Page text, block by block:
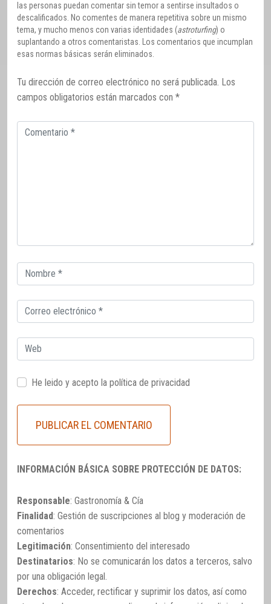
las personas puedan comentar sin temor a sentirse insultados o
descalificados. No comentes de manera repetitiva sobre un mismo
tema, y mucho menos con varias identidades (astroturfing) o
suplantando a otros comentaristas. Los comentarios que incumplan
esas normas básicas serán eliminados.
Tu dirección de correo electrónico no será publicada. Los
campos obligatorios están marcados con *
Comentario
Correo
electrónico
Correo
electrónico
Web
He leido y acepto la política de privacidad
INFORMACIÓN BÁSICA SOBRE PROTECCIÓN DE DATOS:
Responsable: Gastronomía & Cía
Finalidad: Gestión de suscripciones al blog y moderación de
comentarios
Legitimación: Consentimiento del interesado
Destinatarios: No se comunicarán los datos a terceros, salvo
por una obligación legal.
Derechos: Acceder, rectificar y suprimir los datos, así como